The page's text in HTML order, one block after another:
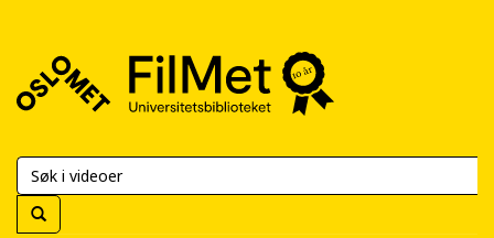
FilMet
Universitetsbiblioteket